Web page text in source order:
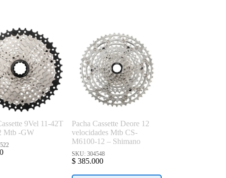
9Vel 11-42T
Mtb -GW
Pacha Cassette Deore 12
velocidades Mtb CS-
M6100-12 – Shimano
SKU: 304548
$ 385.000